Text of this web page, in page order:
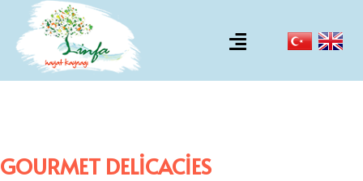
GOURMET DELICACIES